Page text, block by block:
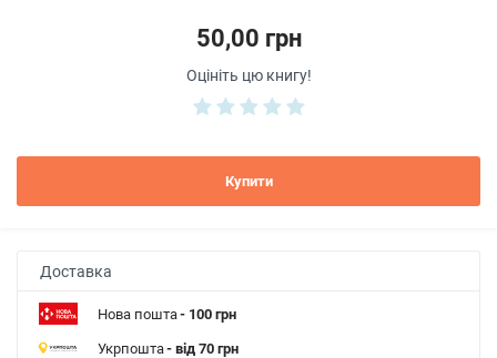
50,00 грн
Оцініть цю книгу!
Купити
Доставка
Нова пошта- 100 грн
Укрпошта- від 70 грн